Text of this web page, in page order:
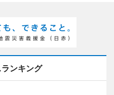
ンキング